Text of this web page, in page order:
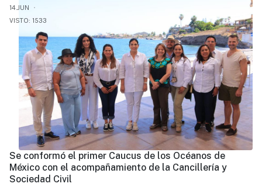
14.JUN
VISTO: 1533
Se conformó el primer Caucus de los Océanos de
México con el acompañamiento de la Cancillería y
Sociedad Civil